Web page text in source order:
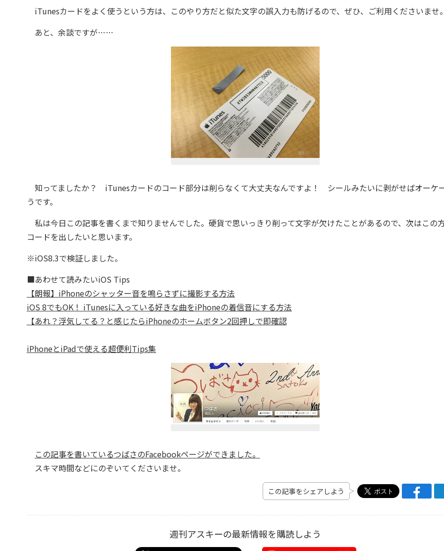
iTunesカードをよく使うという方は、このやり方だと似た文字の誤入力も防げるので、ぜひ、ご利用くださいませ
あと、余談ですが……
知ってましたか？ iTunesカードのコード部分は削らなくて大丈夫なんですよ！ シールみたいに剥がせばオーケ
うです。
私は今日この記事を書くまで知りませんでした。硬貨で思いっきり削って文字が欠けたことがあるので、次はこの
コードを出したいと思います。
※iOS8.3で検証しました。
■あわせて読みたいiOS Tips
【朗報】iPhoneのシャッター音を鳴らさずに撮影する方法
iOS 8でもOK！ iTunesに入っている好きな曲をiPhoneの着信音にする方法
【あれ？浮気してる？と感じたらiPhoneのホームボタン2回押しで即確認
iPhoneとiPadで使える超便利Tips集
この記事を書いているつばさのFacebookページができました。
スキマ時間などにのぞいてくださいませ。
この記事をシェアしよう
週刊アスキーの最新情報を購読しよう